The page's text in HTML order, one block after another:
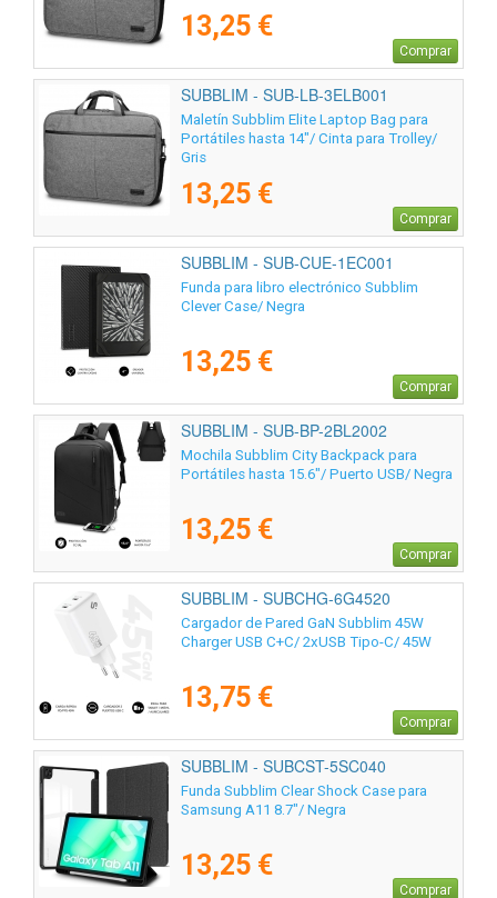
13,25 €
Comprar
SUBBLIM - SUB-LB-3ELB001
Maletín Subblim Elite Laptop Bag para
Portátiles hasta 14"/ Cinta para Trolley/
Gris
13,25 €
Comprar
SUBBLIM - SUB-CUE-1EC001
Funda para libro electrónico Subblim
Clever Case/ Negra
13,25 €
Comprar
SUBBLIM - SUB-BP-2BL2002
Mochila Subblim City Backpack para
Portátiles hasta 15.6"/ Puerto USB/ Negra
13,25 €
Comprar
SUBBLIM - SUBCHG-6G4520
Cargador de Pared GaN Subblim 45W
Charger USB C+C/ 2xUSB Tipo-C/ 45W
13,75 €
Comprar
SUBBLIM - SUBCST-5SC040
Funda Subblim Clear Shock Case para
Samsung A11 8.7"/ Negra
13,25 €
Comprar